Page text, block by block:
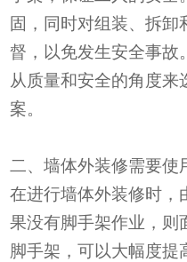
固，同时对组装、拆
督，以免发生安全事故
从质量和安全的角度来
案。
二、墙体外装修需要使
在进行墙体外装修时，
果没有脚手架作业，则
脚手架，可以大幅度提